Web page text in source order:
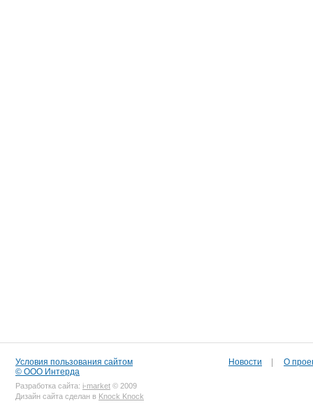
Условия пользования сайтом
© ООО Интерда
Разработка сайта: i-market © 2009
Дизайн сайта сделан в Knock Knock
Новости О